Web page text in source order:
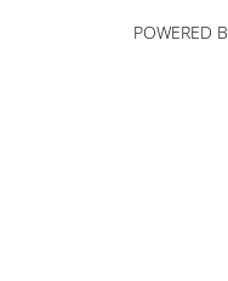
POWERED